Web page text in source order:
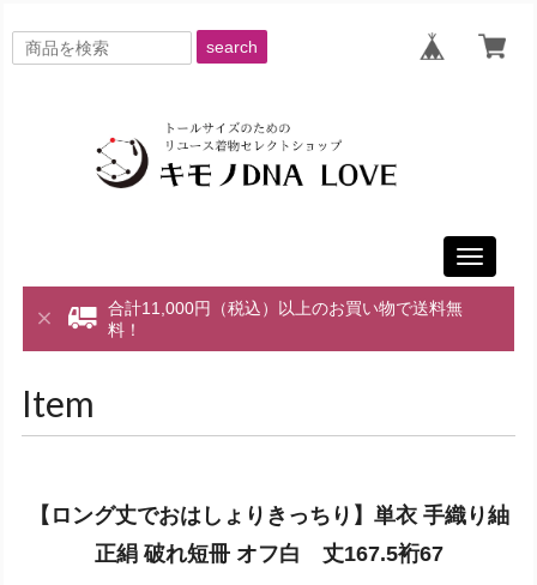
search
Toggle
合計11,000円（税込）以上のお買い物で送料無
料！
Item
【ロング丈でおはしょりきっちり】単衣 手織り紬
正絹 破れ短冊 オフ白 丈167.5裄67